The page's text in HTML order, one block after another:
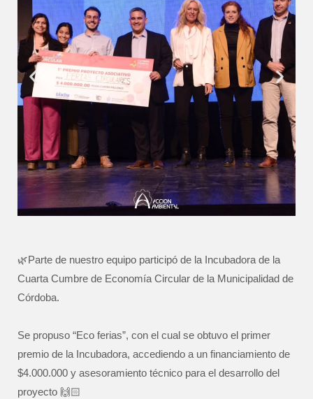
🌿Parte de nuestro equipo participó de la Incubadora de la
Cuarta Cumbre de Economía Circular de la Municipalidad de
Córdoba.
Se propuso “Eco ferias”, con el cual se obtuvo el primer
premio de la Incubadora, accediendo a un financiamiento de
$4.000.000 y asesoramiento técnico para el desarrollo del
proyecto 🙌🏻